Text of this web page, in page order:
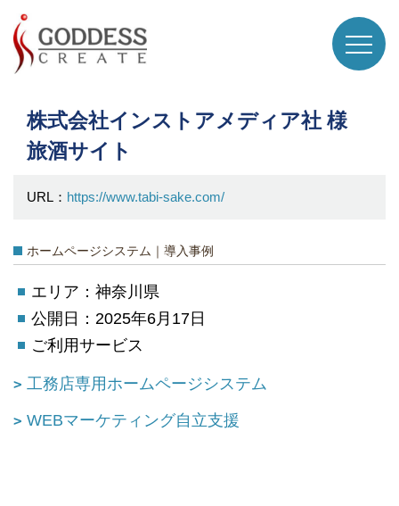
株式会社インストアメディア社 様
旅酒サイト
URL： https://www.tabi-sake.com/
ホームページシステム｜導入事例
エリア：神奈川県
公開日：2025年6月17日
ご利用サービス
工務店専用ホームページシステム
WEBマーケティング自立支援